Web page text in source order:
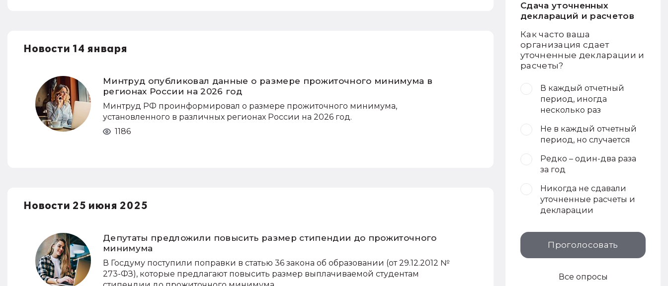
Новости 14 января
Минтруд опубликовал данные о размере прожиточного минимума в
регионах России на 2026 год
Минтруд РФ проинформировал о размере прожиточного минимума,
установленного в различных регионах России на 2026 год.
1186
Новости 25 июня 2025
Депутаты предложили повысить размер стипендии до прожиточного
минимума
В Госдуму поступили поправки в статью 36 закона об образовании (от 29.12.2012 №
273-ФЗ), которые предлагают повысить размер выплачиваемой студентам
Сдача уточненных
деклараций и расчетов
Как часто ваша
организация сдает
уточненные декларации и
расчеты?
В каждый отчетный
период, иногда
несколько раз
Не в каждый отчетный
период, но случается
Редко – один-два раза
за год
Никогда не сдавали
уточненные расчеты и
декларации
Проголосовать
Все опросы